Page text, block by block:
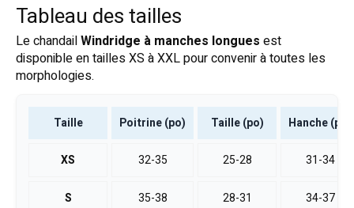
Tableau des tailles
Le chandailWindridge à manches longues est
disponible en tailles XS à XXL pour convenir à toutes les
morphologies.
Taille Poitrine (po) Taille (po) Hanche (po)
XS 32-35 25-28 31-34
S 35-38 28-31 34-37